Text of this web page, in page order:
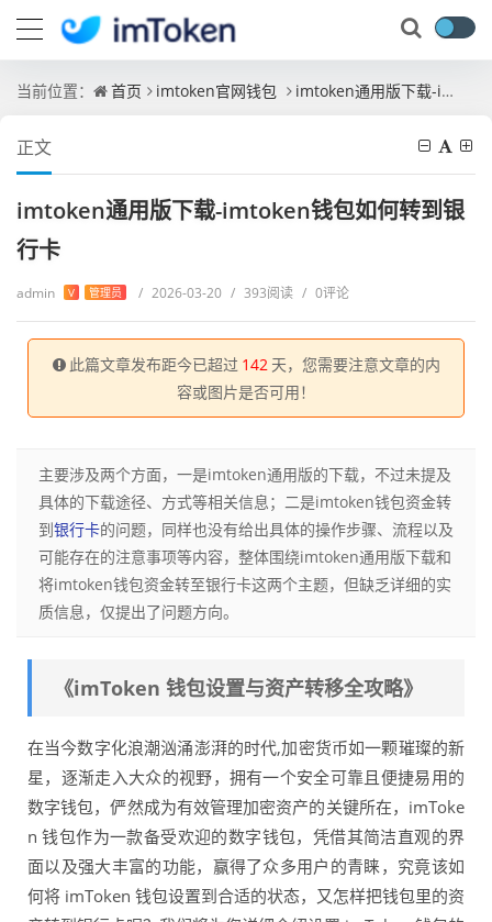
当前位置： 首页 imtoken官网钱包 imtoken通用版下载-imtoken钱包如何转到银行卡
正文
imtoken通用版下载-imtoken钱包如何转到银
行卡
admin V 管理员 / 2026-03-20 / 393阅读 / 0评论
此篇文章发布距今已超过 142 天，您需要注意文章的内
容或图片是否可用！
主要涉及两个方面，一是imtoken通用版的下载，不过未提及
具体的下载途径、方式等相关信息；二是imtoken钱包资金转
到银行卡的问题，同样也没有给出具体的操作步骤、流程以及
可能存在的注意事项等内容，整体围绕imtoken通用版下载和
将imtoken钱包资金转至银行卡这两个主题，但缺乏详细的实
质信息，仅提出了问题方向。
《imToken 钱包设置与资产转移全攻略》
在当今数字化浪潮汹涌澎湃的时代,加密货币如一颗璀璨的新
星，逐渐走入大众的视野，拥有一个安全可靠且便捷易用的
数字钱包，俨然成为有效管理加密资产的关键所在，imToke
n 钱包作为一款备受欢迎的数字钱包，凭借其简洁直观的界
面以及强大丰富的功能，赢得了众多用户的青睐，究竟该如
何将 imToken 钱包设置到合适的状态，又怎样把钱包里的资